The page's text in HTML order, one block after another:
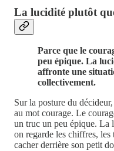
La lucidité plutôt
Parce que le
peu épique. La
affronte une
collectivement.
Sur la posture du
au mot courage. Le
un truc un peu épique. La
on regarde les chiffres, les
cacher derrière son petit